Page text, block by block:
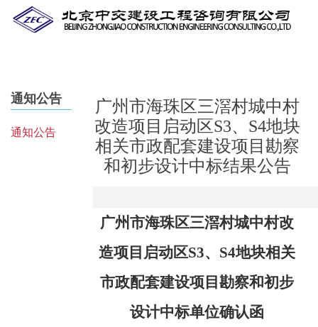
通知公告
通知公告
广州市海珠区三滘村城中村
改造项目启动区S3、S4地块
相关市政配套建设项目勘察
和初步设计中标结果公告
广州市海珠区三滘村城中村改
造项目启动区S3、S4地块相关
市政配套建设项目勘察和初步
设计中标单位确认函